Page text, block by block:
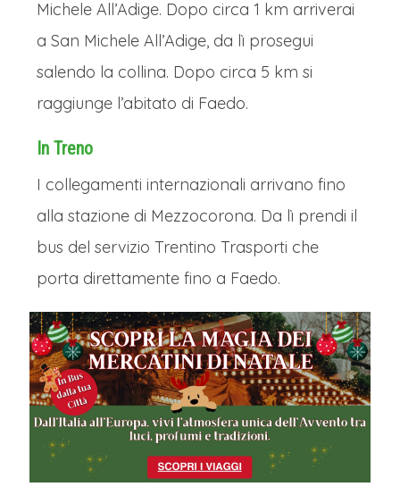
Michele All’Adige. Dopo circa 1 km arriverai
a San Michele All’Adige, da lì prosegui
salendo la collina. Dopo circa 5 km si
raggiunge l’abitato di Faedo.
In Treno
I collegamenti internazionali arrivano fino
alla stazione di Mezzocorona. Da lì prendi il
bus del servizio Trentino Trasporti che
porta direttamente fino a Faedo.